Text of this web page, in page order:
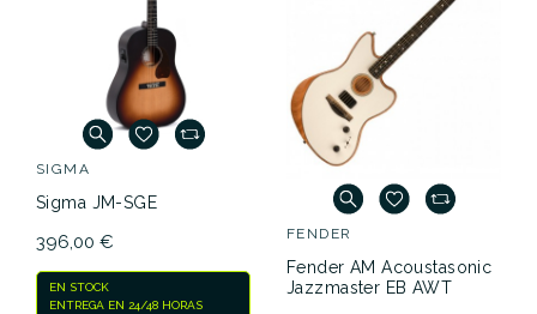
SIGMA
Sigma JM-SGE
396,00 €
EN STOCK
ENTREGA EN 24/48 HORAS
FENDER
Fender AM Acoustasonic
Jazzmaster EB AWT